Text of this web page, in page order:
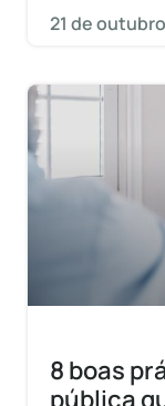
21 de
8 boas
pública